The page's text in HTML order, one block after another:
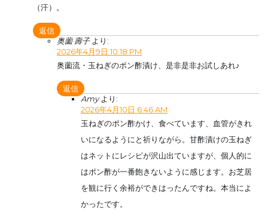
（汗）。
返信
奥薗 壽子 より:
2026年4月9日 10:18 PM
奥薗流・玉ねぎのポン酢漬け、是非是非お試しあれ♪
返信
Amy より:
2026年4月10日 6:46 AM
玉ねぎのポン酢かけ、食べています、血管がきれ
いになるようにと祈りながら。甘酢漬けの玉ねぎ
はネットにレシピが沢山出ていますが、個人的に
はポン酢が一番飽きないように感じます。お芝居
を観に行く余裕ができはったんですね。本当によ
かったです。